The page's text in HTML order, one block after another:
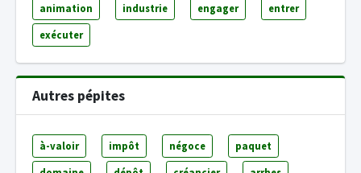
animation industrie engager entrer
exécuter
Autres pépites
à-valoir impôt négoce paquet